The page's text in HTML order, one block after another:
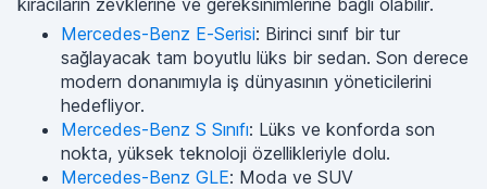
kiracıların zevklerine ve gereksinimlerine bağlı olabilir.
Mercedes-Benz E-Serisi: Birinci sınıf bir tur
sağlayacak tam boyutlu lüks bir sedan. Son derece
modern donanımıyla iş dünyasının yöneticilerini
hedefliyor.
Mercedes-Benz S Sınıfı: Lüks ve konforda son
nokta, yüksek teknoloji özellikleriyle dolu.
Mercedes-Benz GLE: Moda ve SUV